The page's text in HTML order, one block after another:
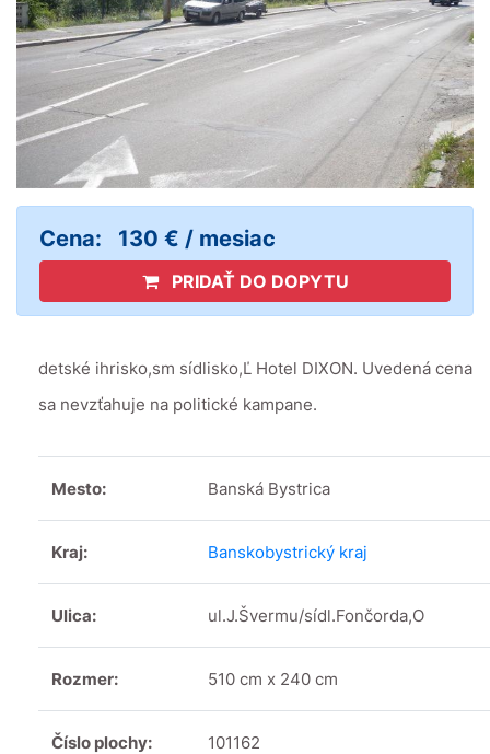
Cena: 130 € / mesiac
PRIDAŤ DO DOPYTU
detské ihrisko,sm sídlisko,Ľ Hotel DIXON. Uvedená cena
sa nevzťahuje na politické kampane.
Mesto: Banská Bystrica
Kraj: Banskobystrický kraj
Ulica: ul.J.Švermu/sídl.Fončorda,O
Rozmer: 510 cm x 240 cm
Číslo plochy: 101162